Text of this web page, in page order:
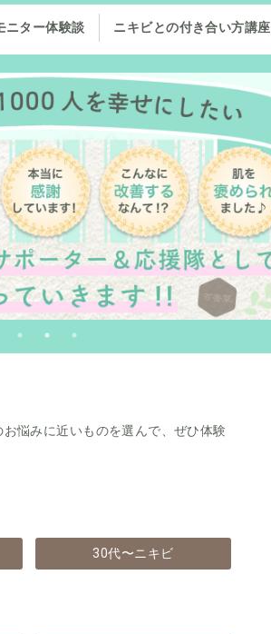
ニター体験談 ニキビとの付き合い方講座
悩みに近いものを選んで、ぜひ体験
30代〜ニキビ